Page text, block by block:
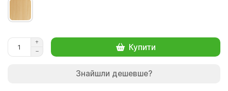
Купити
Знайшли дешевше?